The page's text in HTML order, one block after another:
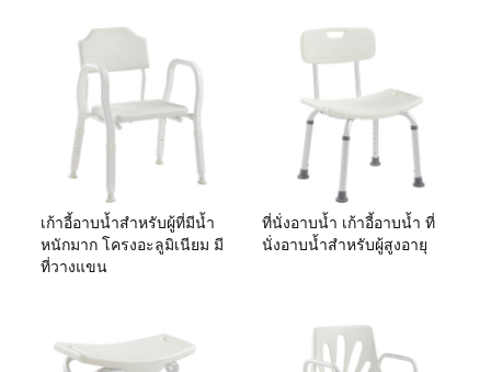
เก้าอี้อาบน้ำสำหรับผู้ที่มีน้ำ
หนักมาก โครงอะลูมิเนียม มี
ที่วางแขน
ที่นั่งอาบน้ำ เก้าอี้อาบน้ำ ที่
นั่งอาบน้ำสำหรับผู้สูงอายุ